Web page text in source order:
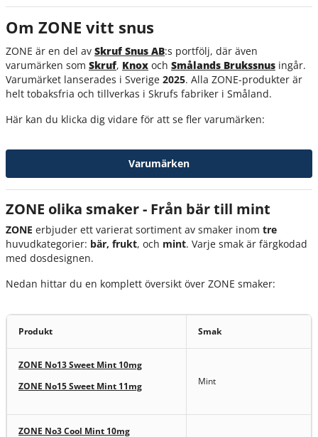
Om ZONE vitt snus
ZONE är en del av Skruf Snus AB:s portfölj, där även
varumärken som Skruf, Knox och Smålands Brukssnus ingår.
Varumärket lanserades i Sverige 2025. Alla ZONE-produkter är
helt tobaksfria och tillverkas i Skrufs fabriker i Småland.
Här kan du klicka dig vidare för att se fler varumärken:
Varumärken
ZONE olika smaker - Från bär till mint
ZONE erbjuder ett varierat sortiment av smaker inom tre
huvudkategorier: bär, frukt, och mint. Varje smak är färgkodad
med dosdesignen.
Nedan hittar du en komplett översikt över ZONE smaker:
Produkt Smak
ZONE No13 Sweet Mint 10mg
ZONE No15 Sweet Mint 11mg
Mint
ZONE No3 Cool Mint 10mg